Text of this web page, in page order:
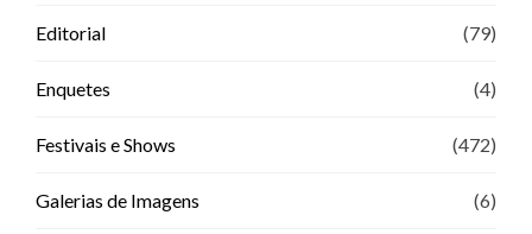
Editorial (79)
Enquetes (4)
Festivais e Shows (472)
Galerias de Imagens (6)